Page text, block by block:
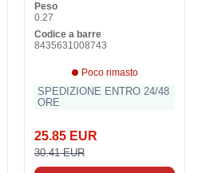
Peso
0.27
Codice a barre
8435631008743
Poco rimasto
SPEDIZIONE ENTRO 24/48
ORE
25.85 EUR
30.41 EUR